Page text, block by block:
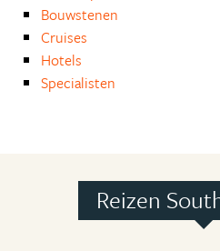
Bouwstenen
Cruises
Hotels
Specialisten
Reizen